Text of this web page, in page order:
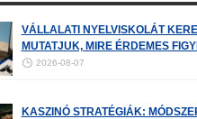
VÁLLALATI NYELVISKOLÁT
MUTATJUK, MIRE ÉRDEMES
2026-08-07
KASZINÓ STRATÉGIÁK: